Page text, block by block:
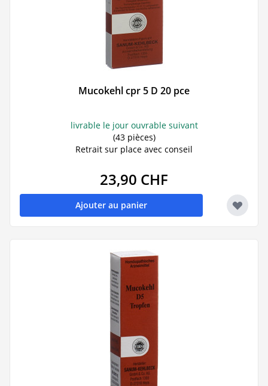
Mucokehl cpr 5 D 20 pce
livrable le jour ouvrable suivant
(43 pièces)
Retrait sur place avec conseil
23,90 CHF
Ajouter au panier